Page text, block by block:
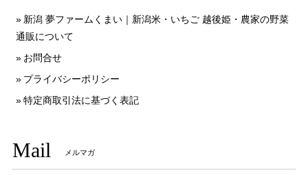
新潟 夢ファームくまい｜新潟米・いちご 越後姫・農家の野菜
通販について
お問合せ
プライバシーポリシー
特定商取引法に基づく表記
Mail メルマガ